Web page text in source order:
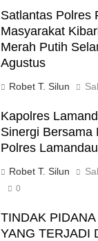
Satlantas Polres
Masyarakat
Merah Putih
Agustus
Robet T. Silun
Kapolres
Sinergi Bersama
Polres Lamandau
Robet T. Silun
0
TINDAK
YANG TERJADI